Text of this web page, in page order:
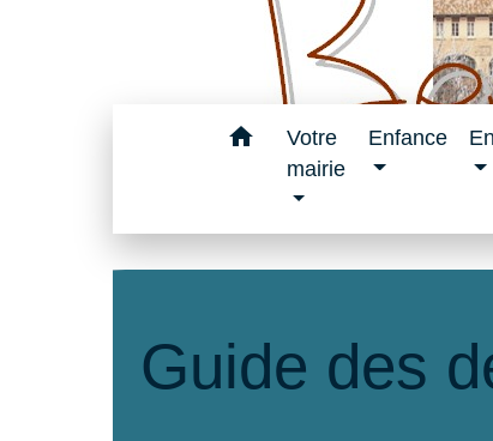
home
Votre
mairie
Enfance
Guide des